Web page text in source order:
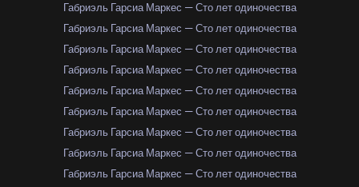
Габриэль Гарсиа Маркес — Сто лет одиночества
Габриэль Гарсиа Маркес — Сто лет одиночества
Габриэль Гарсиа Маркес — Сто лет одиночества
Габриэль Гарсиа Маркес — Сто лет одиночества
Габриэль Гарсиа Маркес — Сто лет одиночества
Габриэль Гарсиа Маркес — Сто лет одиночества
Габриэль Гарсиа Маркес — Сто лет одиночества
Габриэль Гарсиа Маркес — Сто лет одиночества
Габриэль Гарсиа Маркес — Сто лет одиночества